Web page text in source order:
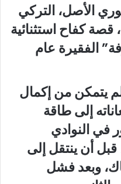
الأصل، التركي
قصة كفاح استثنائية
الفقيرة عام
يتمكن من إكمال
إلى طاقة
في النوادي
أن ينتقل إلى
1977. وهناك، وبعد فشل